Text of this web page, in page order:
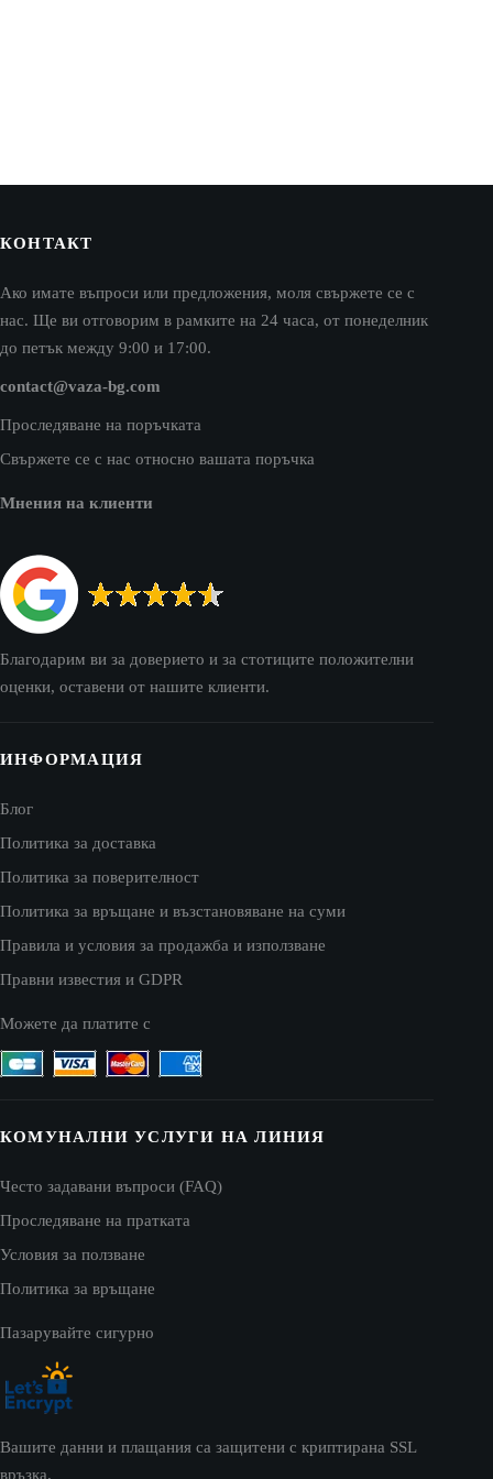
КОНТАКТ
Ако имате въпроси или предложения, моля свържете се с
нас. Ще ви отговорим в рамките на 24 часа, от понеделник
до петък между 9:00 и 17:00.
contact@vaza-bg.com
Проследяване на поръчката
Свържете се с нас относно вашата поръчка
Мнения на клиенти
Благодарим ви за доверието и за стотиците положителни
оценки, оставени от нашите клиенти.
ИНФОРМАЦИЯ
Блог
Политика за доставка
Политика за поверителност
Политика за връщане и възстановяване на суми
Правила и условия за продажба и използване
Правни известия и GDPR
Можете да платите с
КОМУНАЛНИ УСЛУГИ НА ЛИНИЯ
Често задавани въпроси (FAQ)
Проследяване на пратката
Условия за ползване
Политика за връщане
Пазарувайте сигурно
Вашите данни и плащания са защитени с криптирана SSL
връзка.